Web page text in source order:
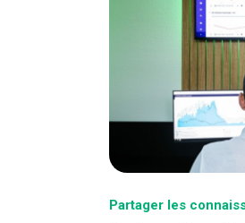
Partager les